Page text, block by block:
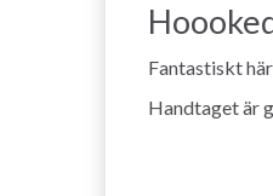
Fantastiskt
Handtaget är